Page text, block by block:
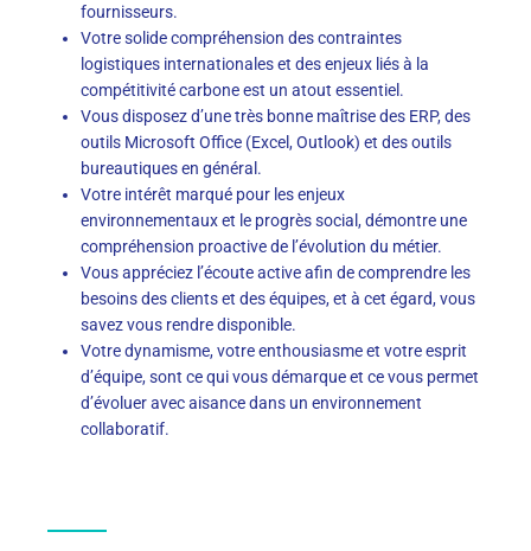
fournisseurs.
Votre solide compréhension des contraintes
logistiques internationales et des enjeux liés à la
compétitivité carbone est un atout essentiel.
Vous disposez d’une très bonne maîtrise des ERP, des
outils Microsoft Office (Excel, Outlook) et des outils
bureautiques en général.
Votre intérêt marqué pour les enjeux
environnementaux et le progrès social, démontre une
compréhension proactive de l’évolution du métier.
Vous appréciez l’écoute active afin de comprendre les
besoins des clients et des équipes, et à cet égard, vous
savez vous rendre disponible.
Votre dynamisme, votre enthousiasme et votre esprit
d’équipe, sont ce qui vous démarque et ce vous permet
d’évoluer avec aisance dans un environnement
collaboratif.